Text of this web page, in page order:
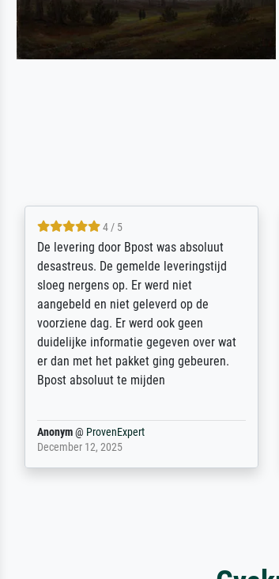
5 / 5
Sehr gute Qualität des Leinwanddrucks
und des Rahmens! Unser Bild wurde
sehr sorgfältig und sicher verpackt, so
dass es unbeschadet bei uns ankam. Es
wird nicht unser letzter Meisterdruck
sein. Vielen Dank!
Reinhold,@ProvenExpert
April 22, 2026